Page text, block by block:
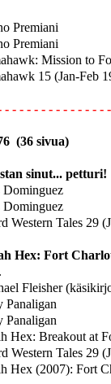
Premiani
Premiani
Mission to
15 (Jan-Feb
- - - - - - - - - - - - - -
(36 sivua)
sinut... petturi!
Western Tales 29
Hex: Fort
Fleisher
Panaligan
Panaligan
Hex: Breakout at
Western Tales 29
Hex (2007): Fort